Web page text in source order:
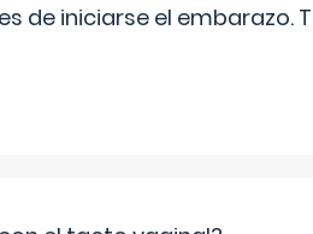
de iniciarse el embarazo.